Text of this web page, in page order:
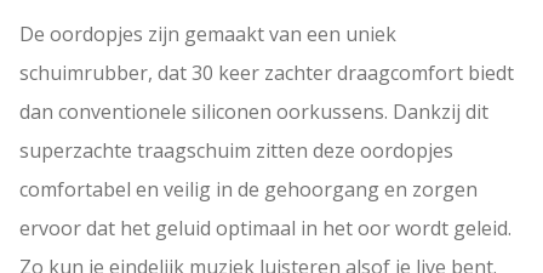
j
k
e
p
r
j
s
s
:
€
De oordopjes zijn gemaakt van een uniek
schuimrubber, dat 30 keer zachter draagcomfort biedt
dan conventionele siliconen oorkussens. Dankzij dit
superzachte traagschuim zitten deze oordopjes
comfortabel en veilig in de gehoorgang en zorgen
ervoor dat het geluid optimaal in het oor wordt geleid.
Zo kun je eindelijk muziek luisteren alsof je live bent.